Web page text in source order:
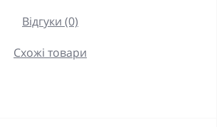
Відгуки (0)
Схожі товари